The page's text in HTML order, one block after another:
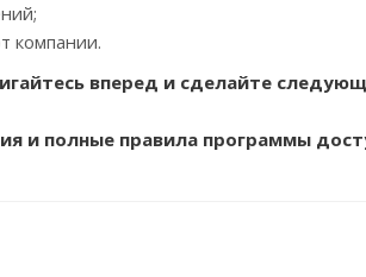
компании.
вперед и сделайте
и полные правила программы